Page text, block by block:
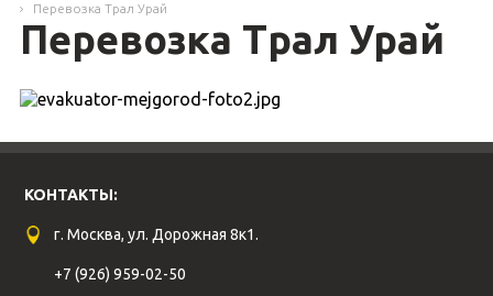
Перевозка Трал Урай
Перевозка Трал Урай
КОНТАКТЫ:
г. Москва, ул. Дорожная 8к1.
+7 (926) 959-02-50